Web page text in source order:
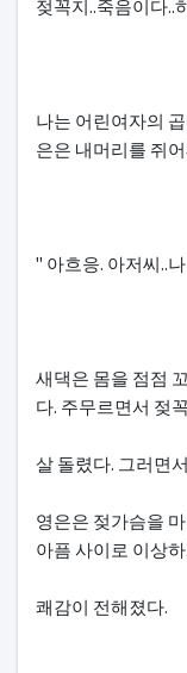
젖꼭지..죽음이다..
나는 어린여자의
은은 내머리를 쥐
" 아흐응. 아저씨..
새댁은 몸을 점점
다. 주무르면서 젖
살 돌렸다. 그러면
영은은 젖가슴을
아픔 사이로 이상
쾌감이 전해졌다.